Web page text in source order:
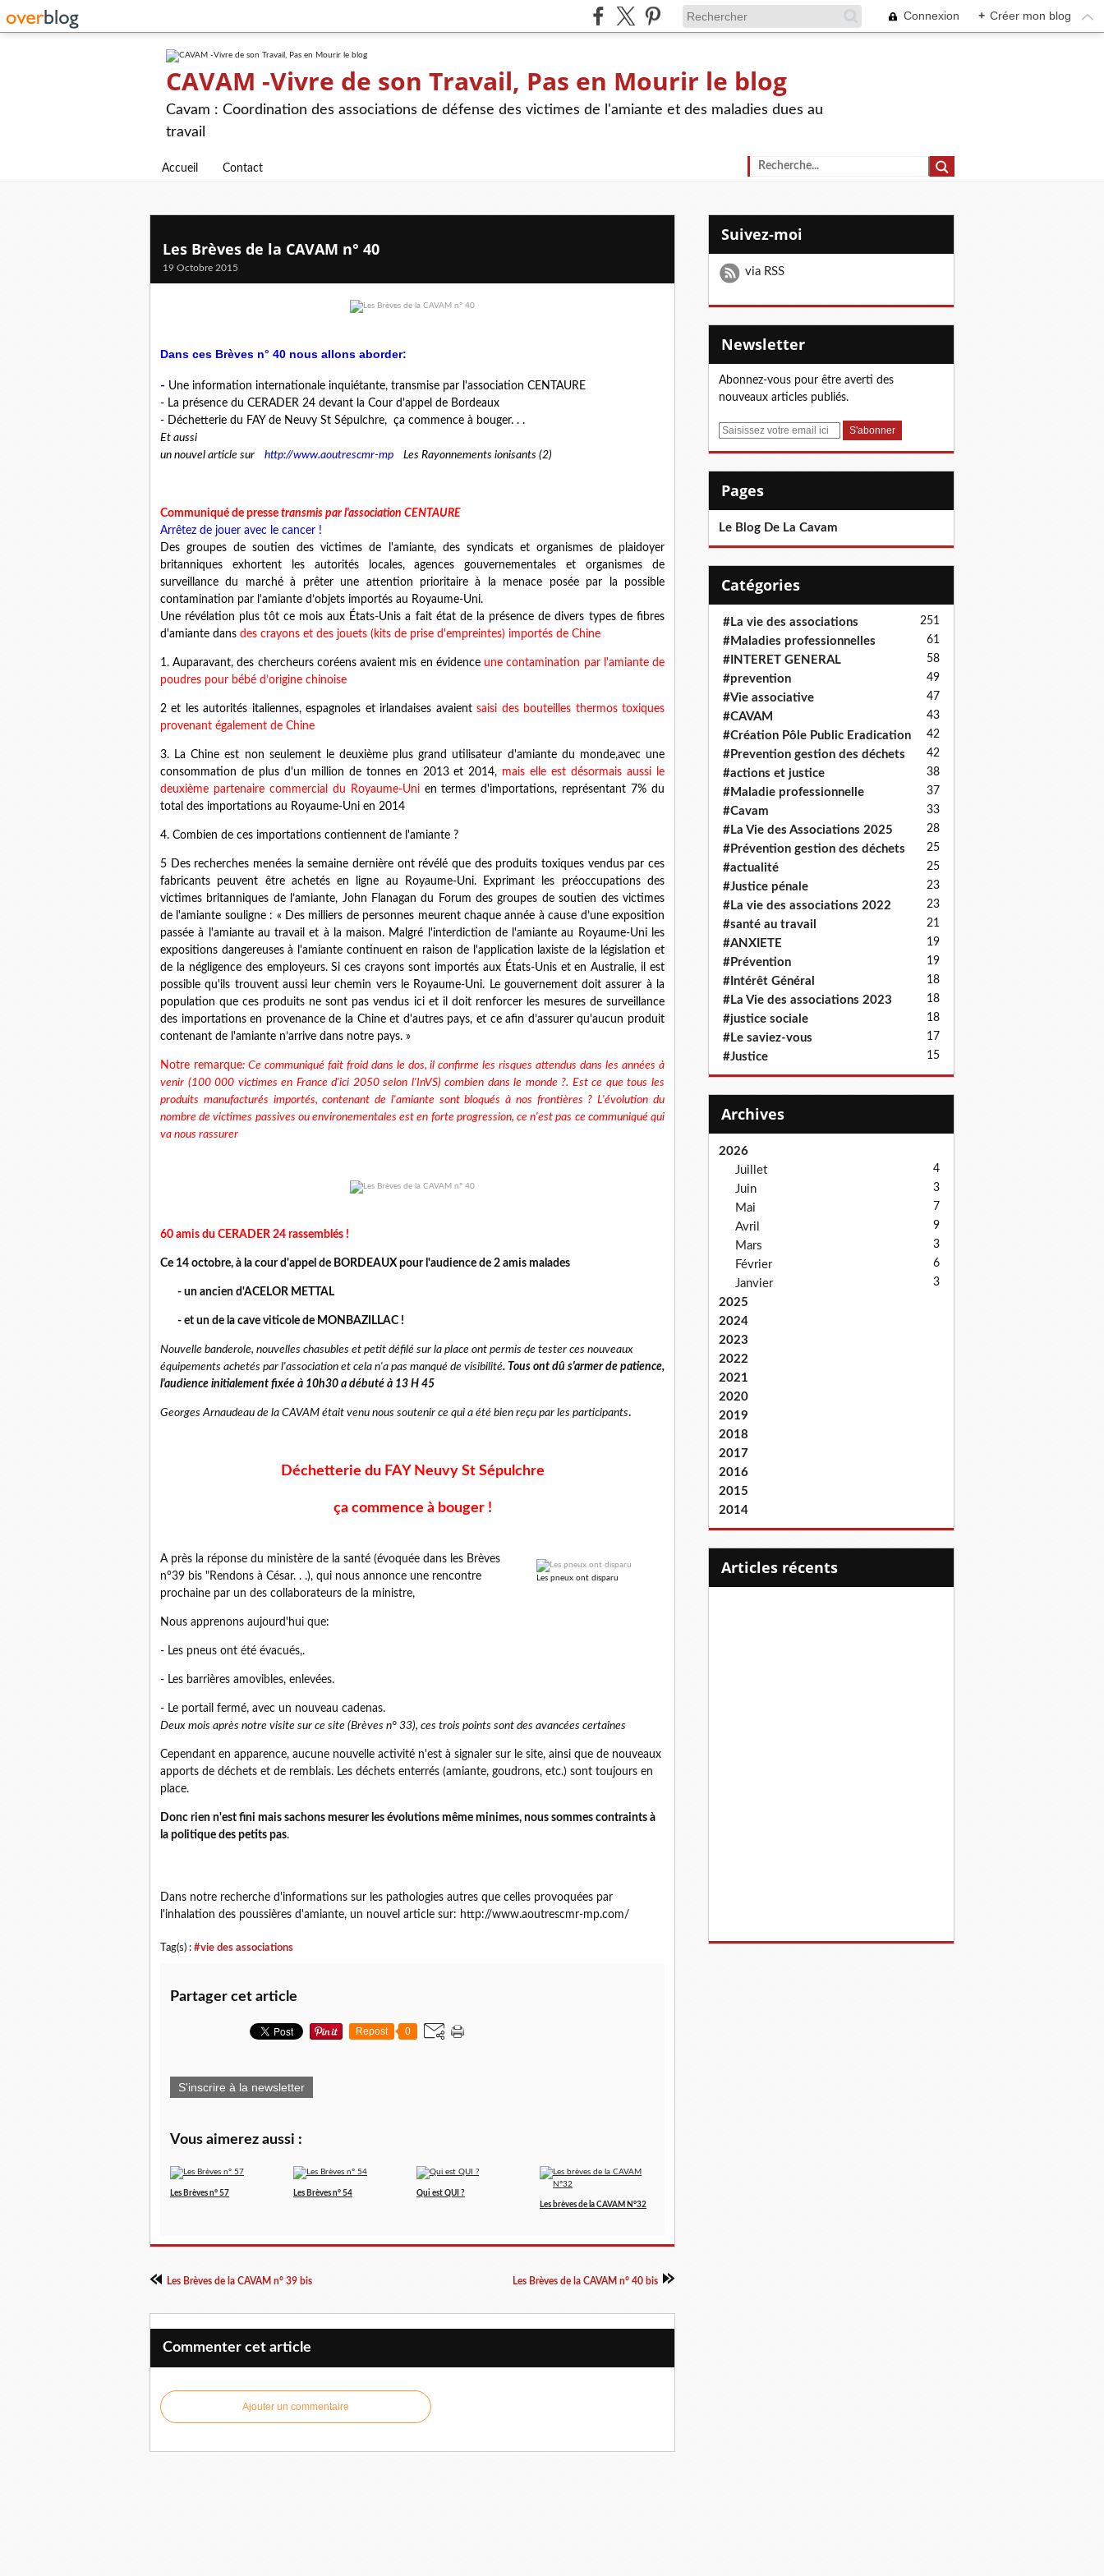
Connexion + Créer mon blog
CAVAM -Vivre de son Travail, Pas en Mourir le blog
Cavam : Coordination des associations de défense des victimes de l'amiante et des maladies dues au
travail
Accueil Contact
Les Brèves de la CAVAM n° 40
19 Octobre 2015
Dans ces Brèves n° 40 nous allons aborder:
- Une information internationale inquiétante, transmise par l'association CENTAURE
- La présence du CERADER 24 devant la Cour d'appel de Bordeaux
- Déchetterie du FAY de Neuvy St Sépulchre, ça commence à bouger. . . ​
Et aussi
un nouvel article sur http://www.aoutrescmr-mp Les Rayonnements ionisants (2) ​​
Communiqué de presse transmis par l'association CENTAURE​
Arrêtez de jouer avec le cancer !
Des groupes de soutien des victimes de l'amiante, des syndicats et organismes de plaidoyer
britanniques exhortent les autorités locales, agences gouvernementales et organismes de
surveillance du marché à prêter une attention prioritaire à la menace posée par la possible
contamination par l'amiante d’objets importés au Royaume-Uni.
Une révélation plus tôt ce mois aux États-Unis a fait état de la présence de divers types de fibres
d'amiante dans des crayons et des jouets (kits de prise d'empreintes) importés de Chine
1. Auparavant, des chercheurs coréens avaient mis en évidence une contamination par l'amiante de
poudres pour bébé d’origine chinoise
2 et les autorités italiennes, espagnoles et irlandaises avaientsaisi des bouteilles thermos toxiques
provenant également de Chine
3. La Chine est non seulement le deuxième plus grand utilisateur d'amiante du monde,avec une
consommation de plus d'un million de tonnes en 2013 et 2014, mais elle est désormais aussi le
deuxième partenaire commercial
du Royaume-Unien termes d'importations, représentant 7% du
total des importations au Royaume-Uni en 2014
4. Combien de ces importations contiennent de l'amiante ?
5 Des recherches menées la semaine dernière ont révélé que des produits toxiques vendus par ces
fabricants peuvent être achetés en ligne au Royaume-Uni. Exprimant les préoccupations des
victimes britanniques de l’amiante, John Flanagan du Forum des groupes de soutien des victimes
de l'amiante souligne : « Des milliers de personnes meurent chaque année à cause d’une exposition
passée à l'amiante au travail et à la maison. Malgré l'interdiction de l'amiante au Royaume-Uni les
expositions dangereuses à l'amiante continuent en raison de l'application laxiste de la législation et
de la négligence des employeurs. Si ces crayons sont importés aux États-Unis et en Australie, il est
possible qu'ils trouvent aussi leur chemin vers le Royaume-Uni. Le gouvernement doit assurer à la
population que ces produits ne sont pas vendus ici et il doit renforcer les mesures de surveillance
des importations en provenance de la Chine et d'autres pays, et ce afin d’assurer qu'aucun produit
contenant de l'amiante n’arrive dans notre pays. »
Notre remarque: Ce communiqué fait froid dans le dos, il confirme les risques attendus dans les années à
venir (100 000 victimes en France d'ici 2050 selon l'InVS) combien dans le monde ?. Est ce que tous les
produits manufacturés importés, contenant de l'amiante sont bloqués à nos frontières ? L'évolution du
nombre de victimes passives ou environementales est en forte progression, ce n'est pas ce communiqué qui
va nous rassurer
60 amis du CERADER 24 rassemblés !
Ce 14 octobre, à la cour d'appel de BORDEAUX pour l'audience de 2 amis malades
- un ancien d'ACELOR METTAL
- et un de la cave viticole de MONBAZILLAC !
Nouvelle banderole, nouvelles chasubles et petit défilé sur la place ont permis de tester ces nouveaux
équipements achetés par l'association et cela n'a pas manqué de visibilité. Tous ont dû s'armer de patience,
l'audience initialement fixée à 10h30 a débuté à 13 H 45
Georges Arnaudeau de la CAVAM était venu nous soutenir ce qui a été bien reçu par les participants.
Déchetterie du FAY Neuvy St Sépulchre
ç​a commence à bouger !
Les pneux ont disparu
A près la réponse du ministère de la santé (évoquée dans les Brèves
n°39 bis "Rendons à César. . .), qui nous annonce une rencontre
prochaine par un des collaborateurs de la ministre,
Nous apprenons aujourd'hui que:
- Les pneus ont été évacués,.
- Les barrières amovibles, enlevées.
- Le portail fermé, avec un nouveau cadenas.
Deux mois après notre visite sur ce site (Brèves n° 33), ces trois points sont des avancées certaines
Cependant e​n apparence, aucune nouvelle activité n'est à signaler sur le site, ainsi que de nouveaux
apports de déchets et de remblais. Les déchets enterrés (amiante, goudrons, etc.) sont toujours en
place.
Donc rien n'est fini mais sachons mesurer les évolutions même minimes, nous sommes contraints à
la politique des petits pas.
Dans notre recherche d'informations sur les pathologies autres que celles provoquées par
l'inhalation des poussières d'amiante, un nouvel article sur: http://www.aoutrescmr-mp.com/
Tag(s) : #vie des associations
Partager cet article
Repost 0
S'inscrire à la newsletter
Vous aimerez aussi :
Les Brèves n° 57 Les Brèves n° 54
Qui est QUI ?
Les brèves de la CAVAM N°32
Les Brèves de la CAVAM n° 39 bis Les Brèves de la CAVAM n° 40 bis
Commenter cet article
Ajouter un commentaire
Suivez-moi
via RSS
Newsletter
Abonnez-vous pour être averti des
nouveaux articles publiés.
E
Pages
Le Blog De La Cavam
Catégories
#La vie des associations 251
#Maladies professionnelles 61
#INTERET GENERAL 58
#prevention 49
#Vie associative 47
#CAVAM 43
#Création Pôle Public Eradication 42
#Prevention gestion des déchets 42
#actions et justice 38
#Maladie professionnelle 37
#Cavam 33
#La Vie des Associations 2025 28
#Prévention gestion des déchets 25
#actualité 25
#Justice pénale 23
#La vie des associations 2022 23
#santé au travail 21
#ANXIETE 19
#Prévention 19
#Intérêt Général 18
#La Vie des associations 2023 18
#justice sociale 18
#Le saviez-vous 17
#Justice 15
Archives
2026
Juillet
4
Juin 3
Mai 7
Avril 9
Mars 3
Février 6
Janvier 3
2025
2024
2023
2022
2021
2020
2019
2018
2017
2016
2015
2014
articles récents